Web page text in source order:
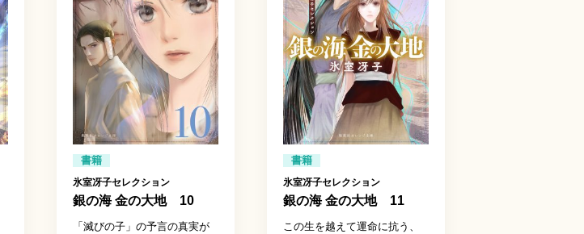
書籍
氷室冴子セレクション
銀の海 金の大地 10
「滅びの子」の予言の真実が
書籍
氷室冴子セレクション
銀の海 金の大地 11
この生を越えて運命に抗う、